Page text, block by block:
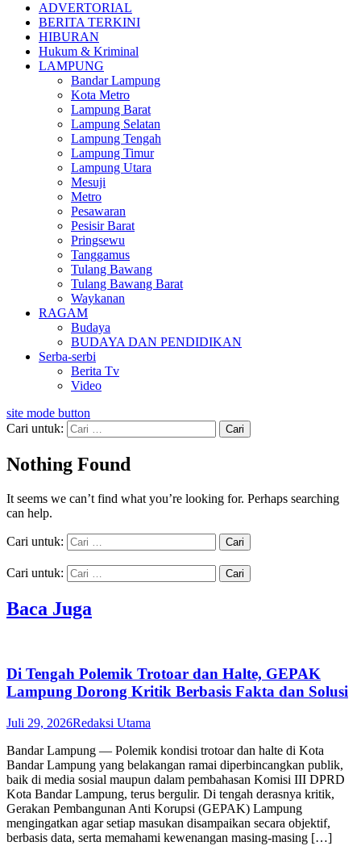
ADVERTORIAL
BERITA TERKINI
HIBURAN
Hukum & Kriminal
LAMPUNG
Bandar Lampung
Kota Metro
Lampung Barat
Lampung Selatan
Lampung Tengah
Lampung Timur
Lampung Utara
Mesuji
Metro
Pesawaran
Pesisir Barat
Pringsewu
Tanggamus
Tulang Bawang
Tulang Bawang Barat
Waykanan
RAGAM
Budaya
BUDAYA DAN PENDIDIKAN
Serba-serbi
Berita Tv
Video
site mode button
Cari untuk:
Nothing Found
It seems we can’t find what you’re looking for. Perhaps searching
can help.
Cari untuk:
Cari untuk:
Baca Juga
Di Tengah Polemik Trotoar dan Halte, GEPAK
Lampung Dorong Kritik Berbasis Fakta dan Solusi
Juli 29, 2026Redaksi Utama
Bandar Lampung — Polemik kondisi trotoar dan halte di Kota
Bandar Lampung yang belakangan ramai diperbincangkan publik,
baik di media sosial maupun dalam pembahasan Komisi III DPRD
Kota Bandar Lampung, terus bergulir. Di tengah derasnya kritik,
Gerakan Pembangunan Anti Korupsi (GEPAK) Lampung
mengingatkan agar setiap masukan disampaikan secara objektif,
berbasis data, serta memahami kewenangan masing-masing […]